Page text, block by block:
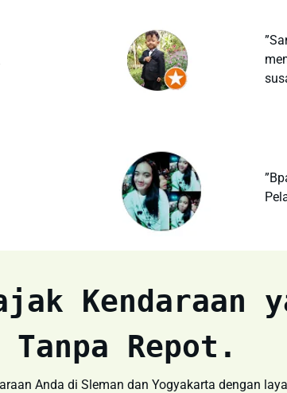
Kendaraan
Tanpa Repot .
Anda di Sleman dan Yogyakarta dengan